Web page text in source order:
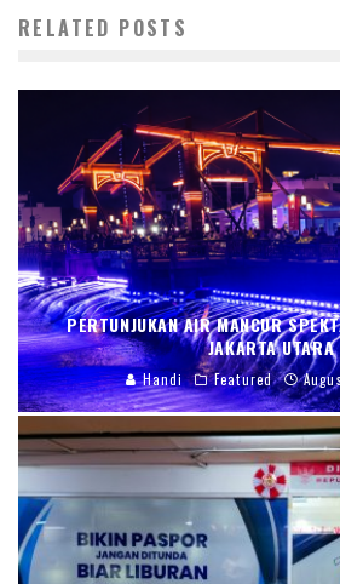
RELATED POSTS
PERTUNJUKAN AIR MANCUR
JAKARTA UTARA
Handi Featured